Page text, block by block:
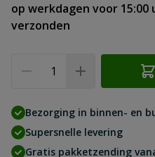
op werkdagen voor
verzonden
Bezorging in binnen- en
Supersnelle levering
Gratis pakketzending